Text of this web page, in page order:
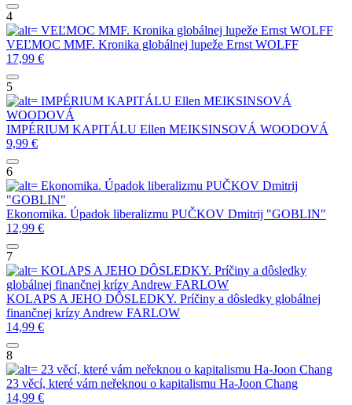
4
VEĽMOC MMF. Kronika globálnej lupeže Ernst WOLFF
VEĽMOC MMF. Kronika globálnej lupeže Ernst WOLFF
17,99 €
5
IMPÉRIUM KAPITÁLU Ellen MEIKSINSOVÁ
WOODOVÁ
IMPÉRIUM KAPITÁLU Ellen MEIKSINSOVÁ WOODOVÁ
9,99 €
6
Ekonomika. Úpadok liberalizmu PUČKOV Dmitrij
"GOBLIN"
Ekonomika. Úpadok liberalizmu PUČKOV Dmitrij "GOBLIN"
12,99 €
7
KOLAPS A JEHO DÔSLEDKY. Príčiny a dôsledky
globálnej finančnej krízy Andrew FARLOW
KOLAPS A JEHO DÔSLEDKY. Príčiny a dôsledky globálnej
finančnej krízy Andrew FARLOW
14,99 €
8
23 věcí, které vám neřeknou o kapitalismu Ha-Joon Chang
23 věcí, které vám neřeknou o kapitalismu Ha-Joon Chang
14,99 €